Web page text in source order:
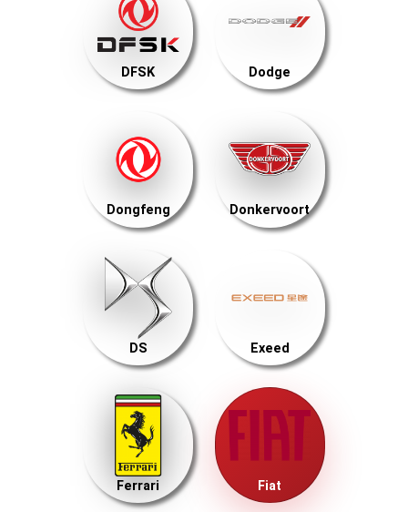
DFSK Dodge
Dongfeng Donkervoort
DS Exeed
Ferrari Fiat